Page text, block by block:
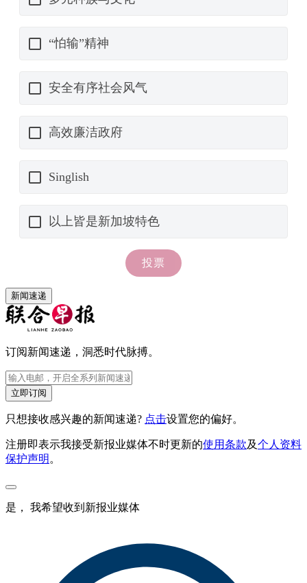
新闻速递
订阅新闻速递，洞悉时代脉搏。
立即订阅
只想接收感兴趣的新闻速递? 点击设置您的偏好。
注册即表示我接受新报业媒体不时更新的使用条款及个人资料
保护声明。
是， 我希望收到新报业媒体